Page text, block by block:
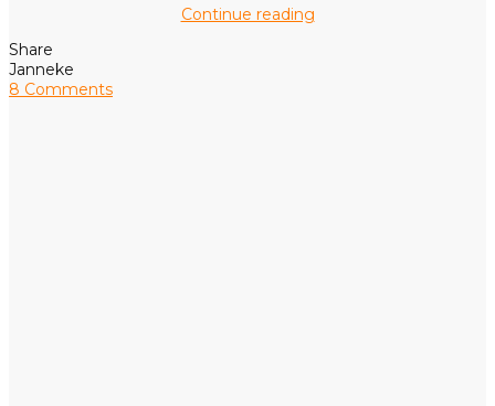
Continue reading
Share
Janneke
8 Comments